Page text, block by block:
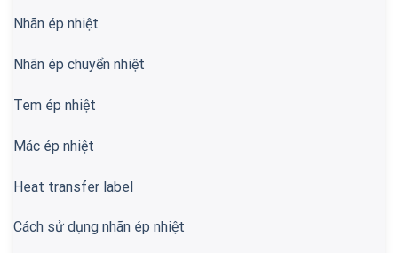
Nhãn ép nhiệt
Nhãn ép chuyển nhiệt
Tem ép nhiệt
Mác ép nhiệt
Heat transfer label
Cách sử dụng nhãn ép nhiệt